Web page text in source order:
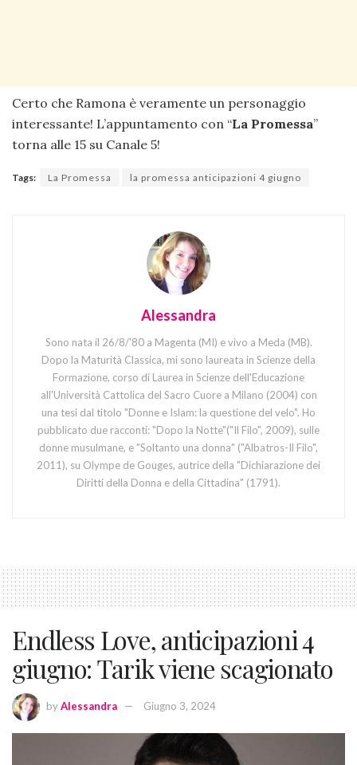
Certo che Ramona è veramente un personaggio
interessante! L’appuntamento con “La Promessa”
torna alle 15 su Canale 5!
Tags: La Promessa la promessa anticipazioni 4 giugno
Alessandra
Sono nata il 26/8/'80 a Magenta (MI) e vivo a Meda (MB).
Dopo la Maturità Classica, mi sono laureata in Scienze della
Formazione, corso di Laurea in Scienze dell'Educazione
all'Università Cattolica del Sacro Cuore a Milano (2004) con
una tesi dal titolo "Donne e Islam: la questione del velo". Ho
pubblicato due racconti: "Dopo la Notte"("Il Filo", 2009), sulle
donne musulmane, e "Soltanto una donna" ("Albatros-Il Filo",
2011), su Olympe de Gouges, autrice della "Dichiarazione dei
Diritti della Donna e della Cittadina" (1791).
Endless Love, anticipazioni 4
giugno: Tarik viene scagionato
byAlessandra Giugno 3, 2024